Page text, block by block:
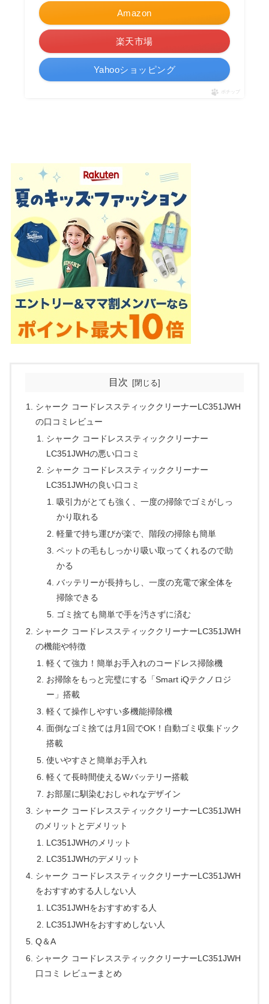
Amazon
楽天市場
Yahooショッピング
ポチップ
目次
シャーク コードレススティッククリーナーLC351JWH
の口コミレビュー
シャーク コードレススティッククリーナー
LC351JWHの悪い口コミ
シャーク コードレススティッククリーナー
LC351JWHの良い口コミ
吸引力がとても強く、一度の掃除でゴミがしっ
かり取れる
軽量で持ち運びが楽で、階段の掃除も簡単
ペットの毛もしっかり吸い取ってくれるので助
かる
バッテリーが長持ちし、一度の充電で家全体を
掃除できる
ゴミ捨ても簡単で手を汚さずに済む
シャーク コードレススティッククリーナーLC351JWH
の機能や特徴
軽くて強力！簡単お手入れのコードレス掃除機
お掃除をもっと完璧にする「Smart iQテクノロジ
ー」搭載
軽くて操作しやすい多機能掃除機
面倒なゴミ捨ては月1回でOK！自動ゴミ収集ドック
搭載
使いやすさと簡単お手入れ
軽くて長時間使えるWバッテリー搭載
お部屋に馴染むおしゃれなデザイン
シャーク コードレススティッククリーナーLC351JWH
のメリットとデメリット
LC351JWHのメリット
LC351JWHのデメリット
シャーク コードレススティッククリーナーLC351JWH
をおすすめする人しない人
LC351JWHをおすすめする人
LC351JWHをおすすめしない人
Q＆A
シャーク コードレススティッククリーナーLC351JWH
口コミ レビューまとめ